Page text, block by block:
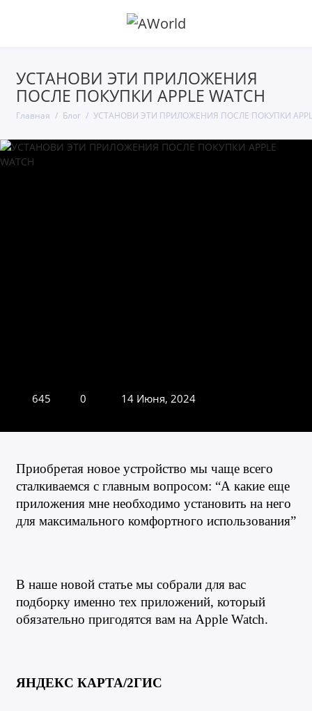
УСТАНОВИ ЭТИ ПРИЛОЖЕНИЯ
ПОСЛЕ ПОКУПКИ APPLE WATCH
Главная Блог УСТАНОВИ ЭТИ ПРИЛОЖЕНИЯ ПОСЛЕ ПОКУПКИ
645 0 14 Июня, 2024
Приобретая новое устройство мы чаще всего
сталкиваемся с главным вопросом: “А какие еще
приложения мне необходимо установить на него
для максимального комфортного использования”
В наше новой статье мы собрали для вас
подборку именно тех приложений, который
обязательно пригодятся вам на Apple Watch.
ЯНДЕКС КАРТА/2ГИС